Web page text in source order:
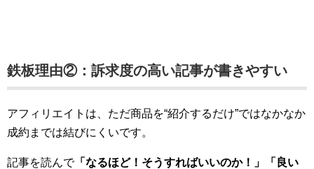
鉄板理由②：訴求度の高い記事が書きやすい
アフィリエイトは、ただ商品を“紹介するだけ”ではなかなか
成約までは結びにくいです。
記事を読んで「なるほど！そうすればいいのか！」「良い